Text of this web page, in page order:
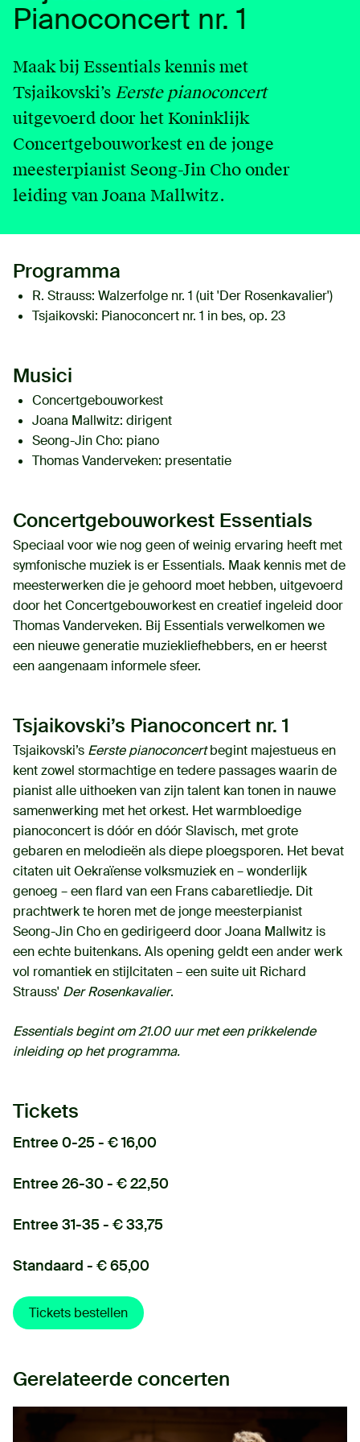
English
Contact
Login
Pianoconcert nr. 1
Maak bij Essentials kennis met
Tsjaikovski’s Eerste pianoconcert
uitgevoerd door het Koninklijk
Concertgebouworkest en de jonge
meesterpianist Seong-Jin Cho onder
leiding van Joana Mallwitz.
Programma
R. Strauss: Walzerfolge nr. 1 (uit 'Der Rosenkavalier')
Tsjaikovski: Pianoconcert nr. 1 in bes, op. 23
Musici
Concertgebouworkest
Joana Mallwitz: dirigent
Seong-Jin Cho: piano
Thomas Vanderveken: presentatie
Concertgebouworkest Essentials
Speciaal voor wie nog geen of weinig ervaring heeft met
symfonische muziek is er Essentials. Maak kennis met de
meesterwerken die je gehoord moet hebben, uitgevoerd
door het Concertgebouworkest en creatief ingeleid door
Thomas Vanderveken. Bij Essentials verwelkomen we
een nieuwe generatie muziekliefhebbers, en er heerst
een aangenaam informele sfeer.
Tsjaikovski’s Pianoconcert nr. 1
Tsjaikovski’s Eerste pianoconcertbegint majestueus en
kent zowel stormachtige en tedere passages waarin de
pianist alle uithoeken van zijn talent kan tonen in nauwe
samenwerking met het orkest. Het warmbloedige
pianoconcert is dóór en dóór Slavisch, met grote
gebaren en melodieën als diepe ploegsporen. Het bevat
citaten uit Oekraïense volksmuziek en – wonderlijk
genoeg – een flard van een Frans cabaretliedje. Dit
prachtwerk te horen met de jonge meesterpianist
Seong-Jin Cho en gedirigeerd door Joana Mallwitz is
een echte buitenkans. Als opening geldt een ander werk
vol romantiek en stijlcitaten – een suite uit Richard
Strauss' Der Rosenkavalier.
Essentials begint om 21.00 uur met een prikkelende
inleiding op het programma.
Tickets
Entree 0-25 - € 16,00
Entree 26-30 - € 22,50
Entree 31-35 - € 33,75
Standaard - € 65,00
Tickets bestellen
Gerelateerde concerten